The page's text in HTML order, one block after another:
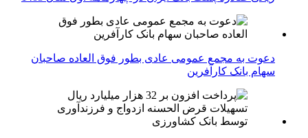
دعوت به مجمع عمومی عادی بطور فوق العاده صاحبان
سهام بانک کارآفرین